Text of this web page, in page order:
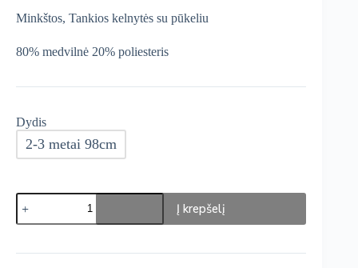
Minkštos, Tankios kelnytės su pūkeliu
80% medvilnė 20% poliesteris
Dydis
2-3 metai 98cm
produkto
kiekis:
George
Kelnės
Į krepšelį